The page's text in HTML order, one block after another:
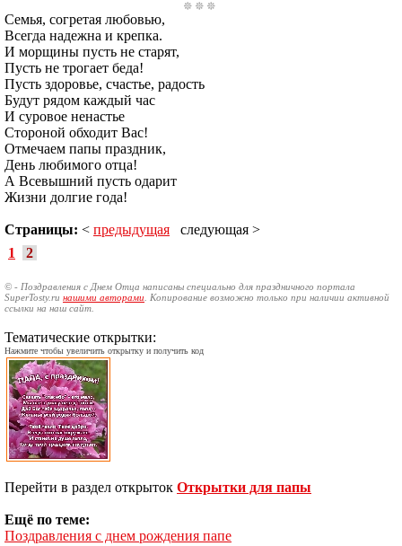
Семья, согретая любовью,
Всегда надежна и крепка.
И морщины пусть не старят,
Пусть не трогает беда!
Пусть здоровье, счастье, радость
Будут рядом каждый час
И суровое ненастье
Стороной обходит Вас!
Отмечаем папы праздник,
День любимого отца!
А Всевышний пусть одарит
Жизни долгие года!
Страницы: < предыдущая следующая >
1
2
© - Поздравления с Днем Отца написаны специально для праздничного портала
SuperTosty.ru нашими авторами . Копирование возможно только при наличии активной
ссылки на наш сайт.
Тематические открытки:
Нажмите чтобы увеличить открытку и получить код
Перейти в раздел открыток Открытки для папы
Ещё по теме:
Поздравления с днем рождения папе